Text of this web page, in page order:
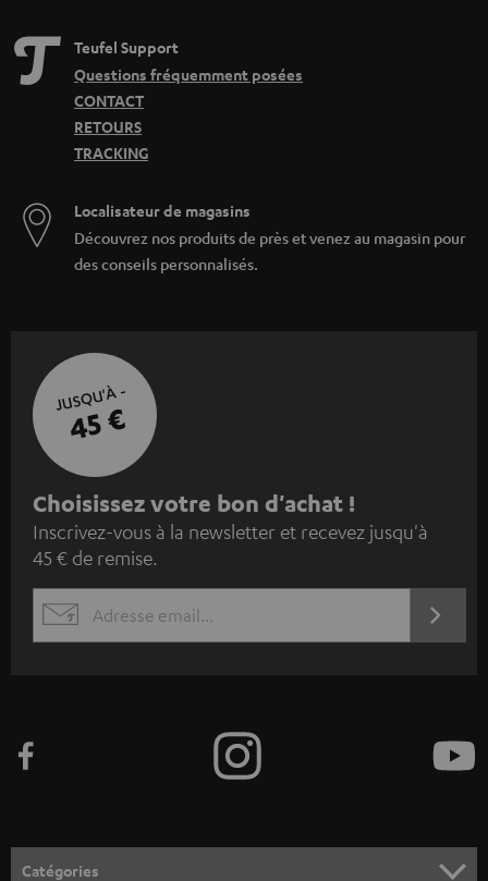
Teufel Support
Questions fréquemment posées
CONTACT
RETOURS
TRACKING
Localisateur de magasins
Découvrez nos produits de près et venez au magasin pour
des conseils personnalisés.
JUSQU'À -
45 €
I
n
s
c
z
o
Choisissez votre bon d'achat !
Inscrivez-vous à la newsletter et recevez jusqu'à
45 € de remise.
EMAIL
Catégories